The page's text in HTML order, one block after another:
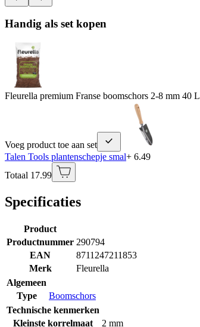
Handig als set kopen
Fleurella premium Franse boomschors 2-8 mm 40 L
Voeg product toe aan set
Talen Tools plantenschepje smal+ 6.49
Totaal 17.99
Specificaties
Product
Productnummer 290794
EAN
8711247211853
Merk
Fleurella
Algemeen
Type
Boomschors
Technische kenmerken
Kleinste korrelmaat
2 mm